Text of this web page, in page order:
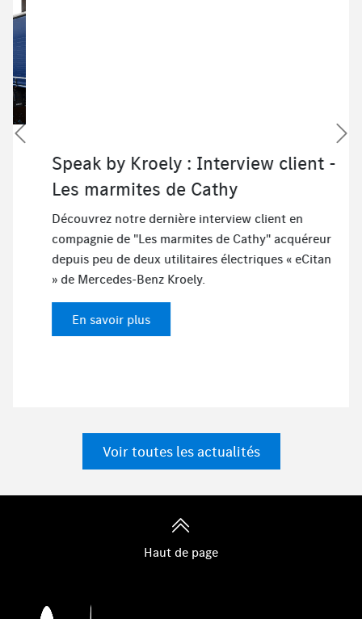
Speak by Kroely : Interview client -
Les marmites de Cathy
Découvrez notre dernière interview client en
compagnie de "Les marmites de Cathy" acquéreur
depuis peu de deux utilitaires électriques « eCitan
» de Mercedes-Benz Kroely.
En savoir plus
Voir toutes les actualités
Haut de page